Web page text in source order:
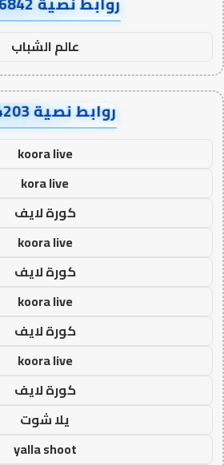
عالم الشباب
روابط نصية AA4203
koora live
kora live
كورة لايف
koora live
كورة لايف
koora live
كورة لايف
koora live
كورة لايف
يلا شوت
yalla shoot